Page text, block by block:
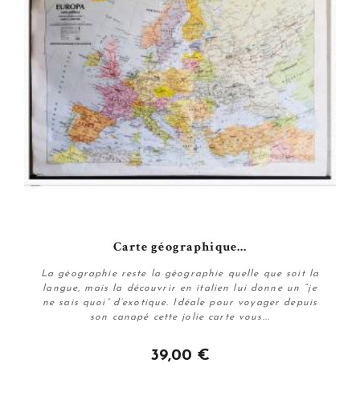
Carte géographique...
La géographie reste la géographie quelle que soit la
langue, mais la découvrir en italien lui donne un “je
ne sais quoi” d’exotique. Idéale pour voyager depuis
son canapé cette jolie carte vous...
39,00 €